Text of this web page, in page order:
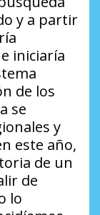
y a partir
iniciaría
de los
se
y
este año,
de un
de
lo